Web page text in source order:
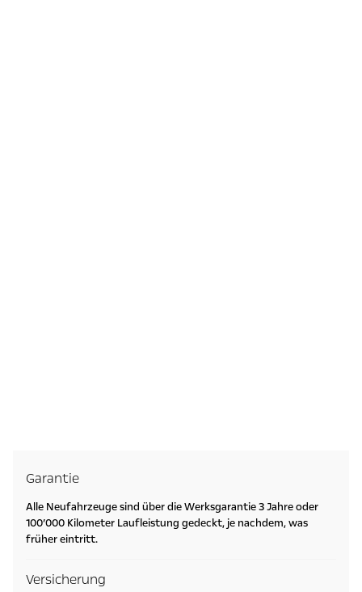
Garantie
Alle Neufahrzeuge sind über die Werksgarantie 3 Jahre oder
100’000 Kilometer Laufleistung gedeckt, je nachdem, was
früher eintritt.
Versicherung